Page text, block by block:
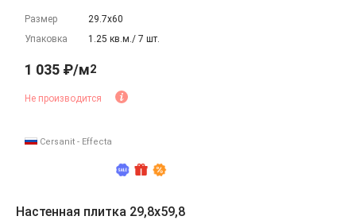
Размер
29.7х60
Упаковка
1.25 кв.м./ 7 шт.
1 035 ₽/м2
Не производится
Cersanit - Effecta
Настенная плитка 29,8x59,8